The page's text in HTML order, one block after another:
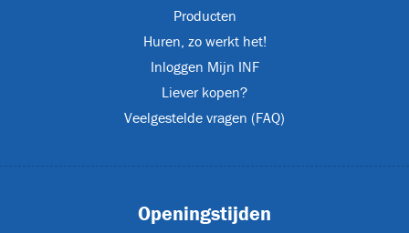
Producten
Huren, zo werkt het!
Inloggen Mijn INF
Liever kopen?
Veelgestelde vragen (FAQ)
Openingstijden